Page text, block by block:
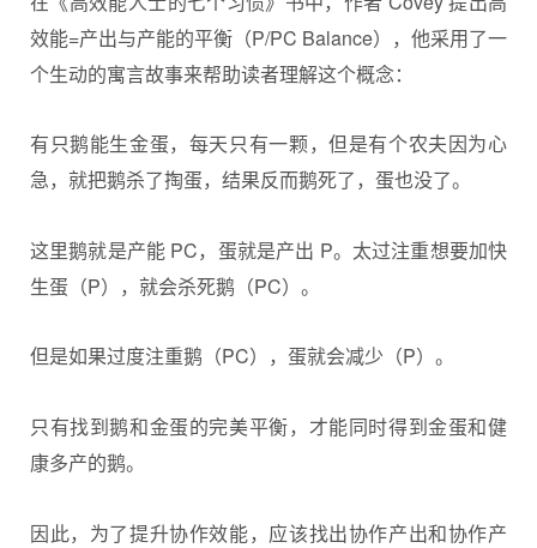
效能=产出与产能的平衡（P/PC Balance），他采用了一
个生动的寓言故事来帮助读者理解这个概念：
有只鹅能生金蛋，每天只有一颗，但是有个农夫因为心
急，就把鹅杀了掏蛋，结果反而鹅死了，蛋也没了。
这里鹅就是产能 PC，蛋就是产出 P。太过注重想要加快
生蛋（P），就会杀死鹅（PC）。
但是如果过度注重鹅（PC），蛋就会减少（P）。
只有找到鹅和金蛋的完美平衡，才能同时得到金蛋和健
康多产的鹅。
因此，为了提升协作效能，应该找出协作产出和协作产